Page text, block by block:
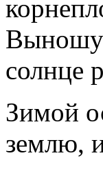
Выношу
солнце
Зимой
землю,